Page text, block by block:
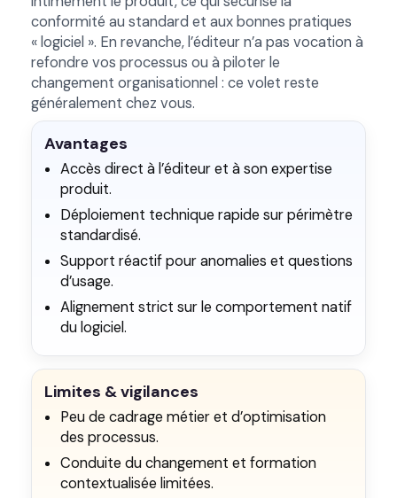
conformité au standard et aux bonnes pratiques
« logiciel ». En revanche, l’éditeur n’a pas vocation à
refondre vos processus ou à piloter le
changement organisationnel : ce volet reste
généralement chez vous.
Avantages
Accès direct à l’éditeur et à son expertise
produit.
Déploiement technique rapide sur périmètre
standardisé.
Support réactif pour anomalies et questions
d’usage.
Alignement strict sur le comportement natif
du logiciel.
Limites & vigilances
Peu de cadrage métier et d’optimisation
des processus.
Conduite du changement et formation
contextualisée limitées.